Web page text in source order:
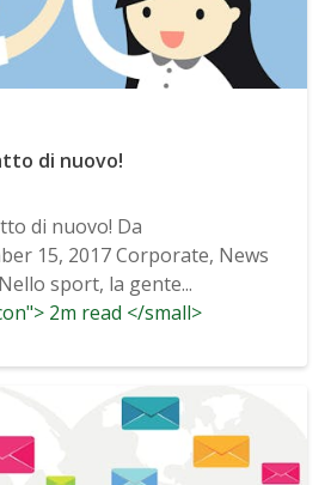
di nuovo!
di nuovo! Da
15, 2017 Corporate, News
sport, la gente...
2m read </small>